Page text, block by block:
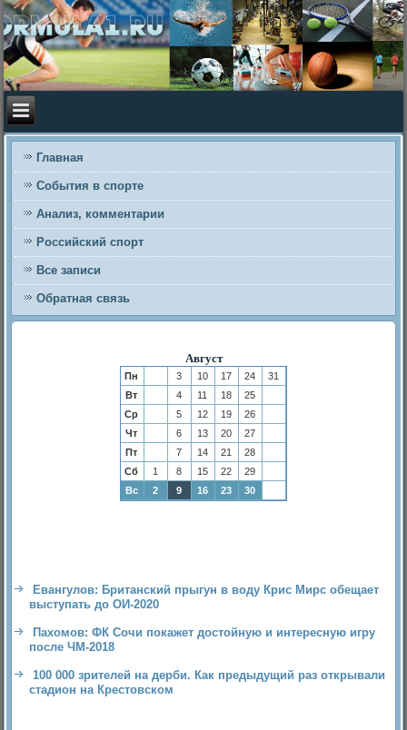
Главная
События в спорте
Анализ, комментарии
Российский спорт
Все записи
Обратная связь
Август
Пн 3 10 17 24
31
Вт
4 11 18
25
Ср
5 12 19
26
Чт
6 13 20
27
Пт
7 14 21
28
Сб
1 8 15 22
29
Вс
2 9 16 23 30
Евангулов: Британский прыгун в воду Крис Мирс обещает
выступать до ОИ-2020
Пахомов: ФК Сочи покажет достойную и интересную игру
после ЧМ-2018
100 000 зрителей на дерби. Как предыдущий раз открывали
стадион на Крестовском